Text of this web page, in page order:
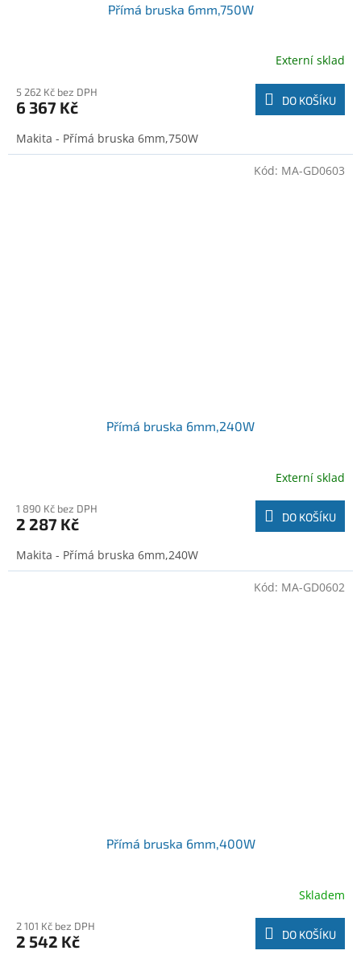
Přímá bruska 6mm,750W
Externí sklad
5 262 Kč bez DPH
6 367 Kč DO KOŠÍKU
Makita - Přímá bruska 6mm,750W
Přímá bruska 6mm,240W
Externí sklad
1 890 Kč bez DPH
2 287 Kč DO KOŠÍKU
Makita - Přímá bruska 6mm,240W
Kód: MA-GD0603
Přímá bruska 6mm,400W
Skladem
2 101 Kč bez DPH
2 542 Kč DO KOŠÍKU
Kód: MA-GD0602